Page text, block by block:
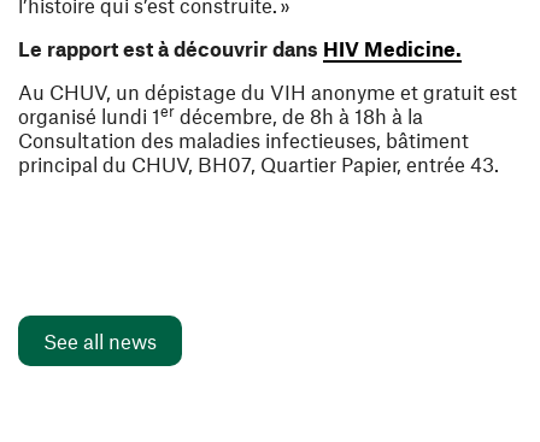
l’histoire qui s’est construite. »
Le rapport est à découvrir dans HIV Medicine.
Au CHUV, un dépistage du VIH anonyme et gratuit est
organisé lundi 1er décembre, de 8h à 18h à la
Consultation des maladies infectieuses, bâtiment
principal du CHUV, BH07, Quartier Papier, entrée 43.
See all news